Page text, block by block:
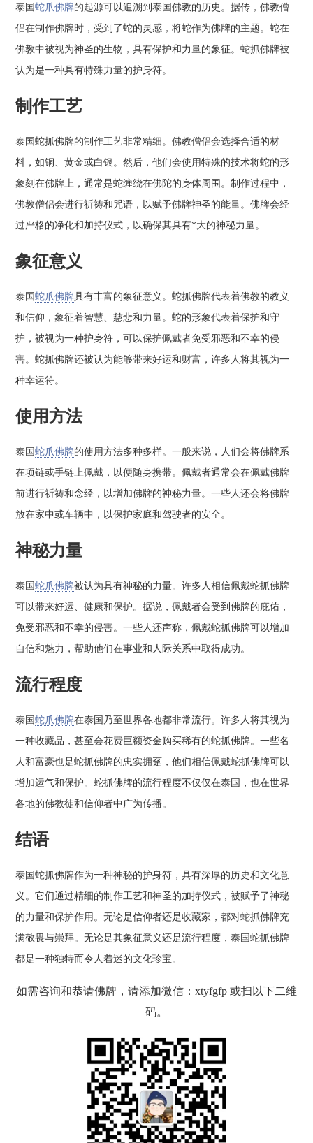
泰国蛇爪佛牌的起源可以追溯到泰国佛教的历史。据传，佛教僧
侣在制作佛牌时，受到了蛇的灵感，将蛇作为佛牌的主题。蛇在
佛教中被视为神圣的生物，具有保护和力量的象征。蛇抓佛牌被
认为是一种具有特殊力量的护身符。
制作工艺
泰国蛇抓佛牌的制作工艺非常精细。佛教僧侣会选择合适的材
料，如铜、黄金或白银。然后，他们会使用特殊的技术将蛇的形
象刻在佛牌上，通常是蛇缠绕在佛陀的身体周围。制作过程中，
佛教僧侣会进行祈祷和咒语，以赋予佛牌神圣的能量。佛牌会经
过严格的净化和加持仪式，以确保其具有*大的神秘力量。
象征意义
泰国蛇爪佛牌具有丰富的象征意义。蛇抓佛牌代表着佛教的教义
和信仰，象征着智慧、慈悲和力量。蛇的形象代表着保护和守
护，被视为一种护身符，可以保护佩戴者免受邪恶和不幸的侵
害。蛇抓佛牌还被认为能够带来好运和财富，许多人将其视为一
种幸运符。
使用方法
泰国蛇爪佛牌的使用方法多种多样。一般来说，人们会将佛牌系
在项链或手链上佩戴，以便随身携带。佩戴者通常会在佩戴佛牌
前进行祈祷和念经，以增加佛牌的神秘力量。一些人还会将佛牌
放在家中或车辆中，以保护家庭和驾驶者的安全。
神秘力量
泰国蛇爪佛牌被认为具有神秘的力量。许多人相信佩戴蛇抓佛牌
可以带来好运、健康和保护。据说，佩戴者会受到佛牌的庇佑，
免受邪恶和不幸的侵害。一些人还声称，佩戴蛇抓佛牌可以增加
自信和魅力，帮助他们在事业和人际关系中取得成功。
流行程度
泰国蛇爪佛牌在泰国乃至世界各地都非常流行。许多人将其视为
一种收藏品，甚至会花费巨额资金购买稀有的蛇抓佛牌。一些名
人和富豪也是蛇抓佛牌的忠实拥趸，他们相信佩戴蛇抓佛牌可以
增加运气和保护。蛇抓佛牌的流行程度不仅仅在泰国，也在世界
各地的佛教徒和信仰者中广为传播。
结语
泰国蛇抓佛牌作为一种神秘的护身符，具有深厚的历史和文化意
义。它们通过精细的制作工艺和神圣的加持仪式，被赋予了神秘
的力量和保护作用。无论是信仰者还是收藏家，都对蛇抓佛牌充
满敬畏与崇拜。无论是其象征意义还是流行程度，泰国蛇抓佛牌
都是一种独特而令人着迷的文化珍宝。
如需咨询和恭请佛牌，请添加微信：xtyfgfp 或扫以下二维
码。